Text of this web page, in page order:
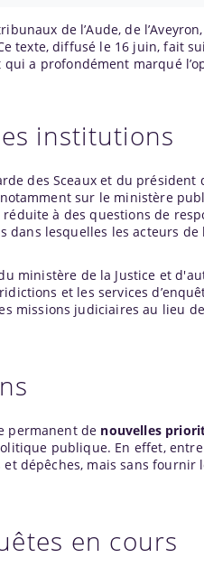
de l’Aude, de
texte, diffusé le 16 juin, fait
qui a profondément marqué
institutions
des Sceaux et du président
sur le ministère
à des questions de
lesquelles les acteurs de
ministère de la Justice et
et les services
missions judiciaires au lieu
permanent de nouvelles
publique. En effet, entre
dépêches, mais sans fournir
en cours